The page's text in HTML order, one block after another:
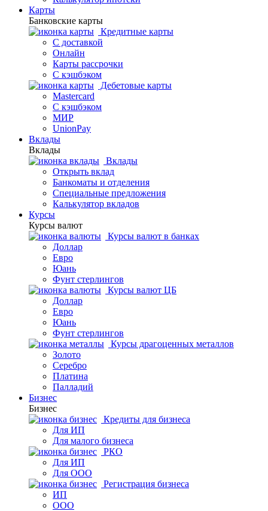
Карты
Банковские карты
Кредитные карты
С доставкой
Онлайн
Карты рассрочки
С кэшбэком
Дебетовые карты
Mastercard
С кэшбэком
МИР
UnionPay
Вклады
Вклады
Вклады
Открыть вклад
Банкоматы и отделения
Специальные предложения
Калькулятор вкладов
Курсы
Курсы валют
Курсы валют в банках
Доллар
Евро
Юань
Фунт стерлингов
Курсы валют ЦБ
Доллар
Евро
Юань
Фунт стерлингов
Курсы драгоценных металлов
Золото
Серебро
Платина
Палладий
Бизнес
Бизнес
Кредиты для бизнеса
Для ИП
Для малого бизнеса
РКО
Для ИП
Для ООО
Регистрация бизнеса
ИП
ООО